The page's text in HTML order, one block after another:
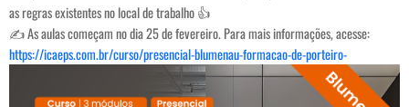
as regras existentes no local de trabalho 👍
✍️ As aulas começam no dia 25 de fevereiro. Para mais informações, acesse:
https://icaeps.com.br/curso/presencial-blumenau-formacao-de-porteiro-